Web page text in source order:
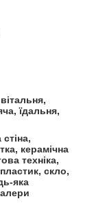
їдальня,
керамічна
техніка,
скло,
яка